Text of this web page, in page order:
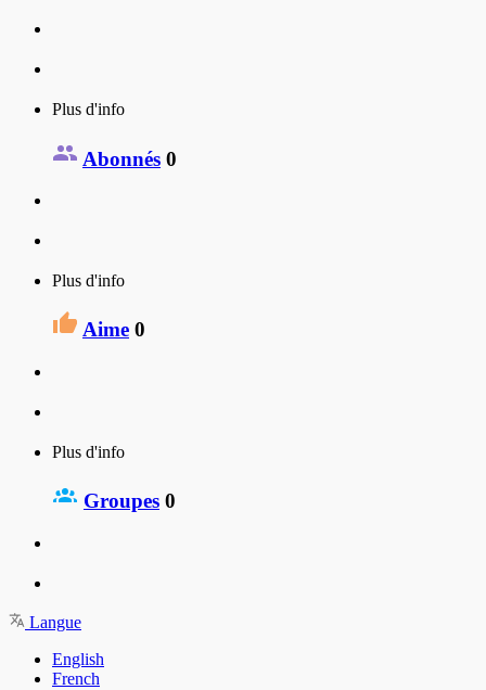
Plus d'info
Abonnés 0
Plus d'info
Aime 0
Plus d'info
Groupes 0
Langue
English
French